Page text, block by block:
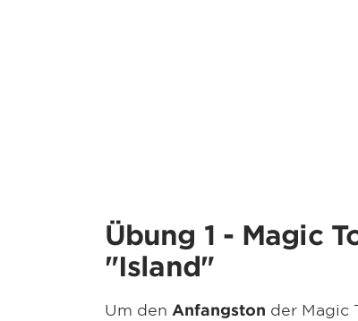
Übung 1 - Magic
"Island"
Um den Anfangston der Magic